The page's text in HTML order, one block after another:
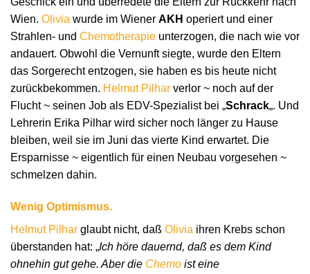
Wien. Olivia wurde im Wiener AKH operiert und einer
Strahlen- und Chemotherapie unterzogen, die nach wie vor
andauert. Obwohl die Vernunft siegte, wurde den Eltern
das Sorgerecht entzogen, sie haben es bis heute nicht
zurückbekommen. Helmut Pilhar verlor ~ noch auf der
Flucht ~ seinen Job als EDV-Spezialist bei „Schrack„. Und
Lehrerin Erika Pilhar wird sicher noch länger zu Hause
bleiben, weil sie im Juni das vierte Kind erwartet. Die
Ersparnisse ~ eigentlich für einen Neubau vorgesehen ~
schmelzen dahin.
Wenig Optimismus.
Helmut Pilhar glaubt nicht, daß Olivia ihren Krebs schon
überstanden hat: „Ich höre dauernd, daß es dem Kind
ohnehin gut gehe. Aber die Chemo ist eine